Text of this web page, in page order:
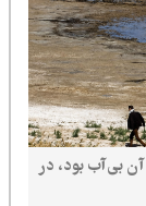
بود، در